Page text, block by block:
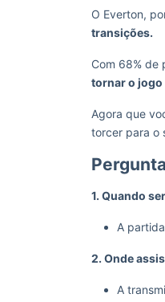
O Everton,
transições.
Com 68% de
tornar o
Agora que
torcer para o
1. Quando
A
2. Onde
A